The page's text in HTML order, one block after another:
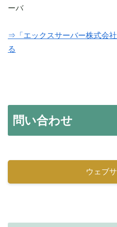
ーバ
⇒「エックスサーバー株式会
る
問い合わせ
ウェブ